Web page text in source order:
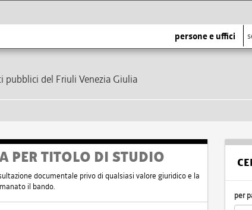
persone e uffici
del Friuli Venezia Giulia
PER TITOLO DI STUDIO
documentale privo di qualsiasi valore giuridico e la
il bando.
per